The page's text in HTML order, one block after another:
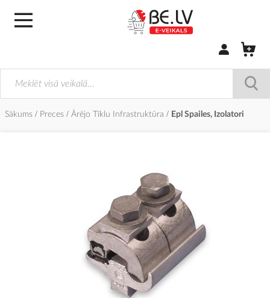
Pierakstīties/
Sākums Preces Ārējo Tīklu Infrastruktūra Epl Spailes, Izolatori